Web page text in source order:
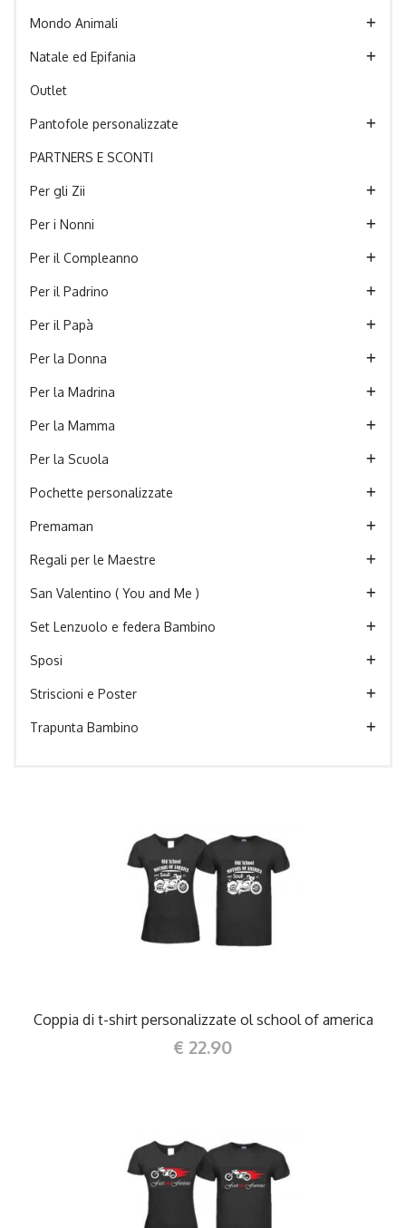
Mondo Animali
Natale ed Epifania
Outlet
Pantofole personalizzate
PARTNERS E SCONTI
Per gli Zii
Per i Nonni
Per il Compleanno
Per il Padrino
Per il Papà
Per la Donna
Per la Madrina
Per la Mamma
Per la Scuola
Pochette personalizzate
Premaman
Regali per le Maestre
San Valentino ( You and Me )
Set Lenzuolo e federa Bambino
Sposi
Striscioni e Poster
Trapunta Bambino
DETTAGLI
Coppia di t-shirt personalizzate ol school of america
€ 22.90
DETTAGLI